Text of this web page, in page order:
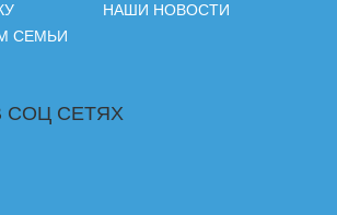
СЕМЬИ
НАШИ НОВОСТИ
СОЦ СЕТЯХ